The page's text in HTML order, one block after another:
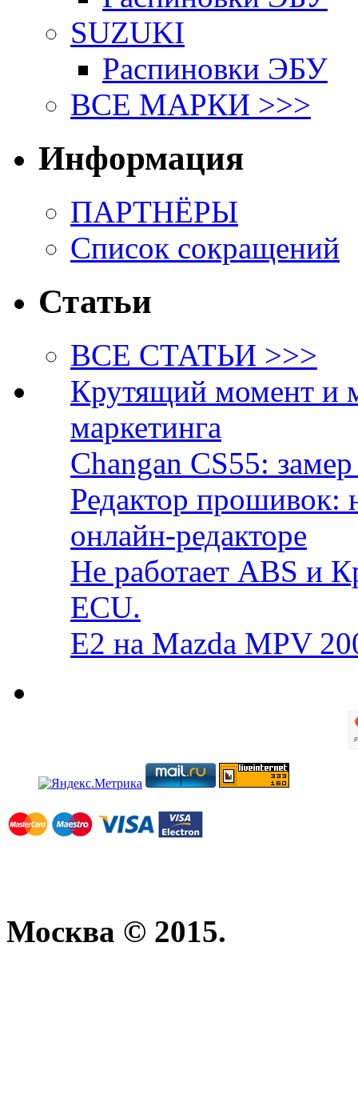
SUZUKI
Распиновки ЭБУ
ВСЕ МАРКИ >>>
Информация
ПАРТНЁРЫ
Список сокращений
Статьи
ВСЕ СТАТЬИ >>>
Крутящий момент и
маркетинга
Changan CS55:
Редактор прошивок:
онлайн-редакторе
Не работает ABS и
ECU.
E2 на Mazda MPV
Москва © 2015.